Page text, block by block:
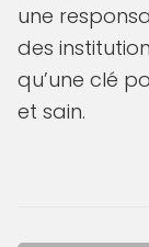
une
des
qu’une clé
et sain.